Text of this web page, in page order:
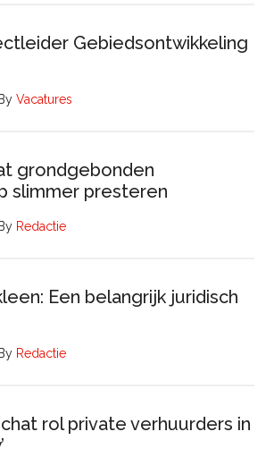
Gebiedsontwikkeling
ByVacatures
grondgebonden
slimmer presteren
By Redactie
Een belangrijk juridisch
By Redactie
rol private verhuurders in